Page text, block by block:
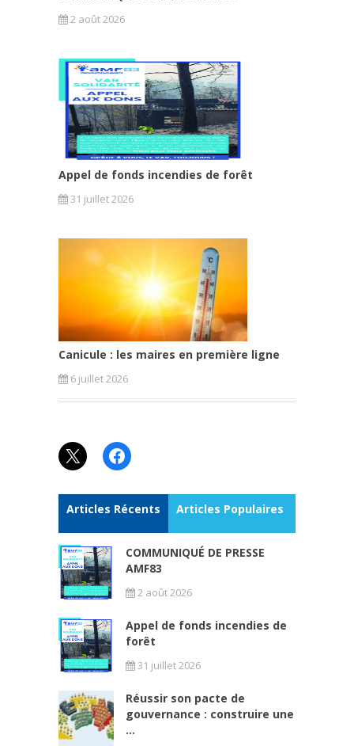
2 août 2026
Appel de fonds incendies de forêt
31 juillet 2026
Canicule : les maires en première ligne
6 juillet 2026
X Facebook
Articles Récents Articles Populaires
COMMUNIQUÉ DE PRESSE
AMF83
2 août 2026
Appel de fonds incendies de
forêt
31 juillet 2026
Réussir son pacte de
gouvernance : construire une
...